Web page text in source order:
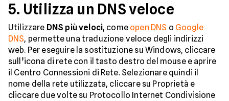
5. Utilizza un DNS veloce
Utilizzare DNS più veloci, come open DNS o Google
DNS, permette una traduzione veloce degli indirizzi
web. Per eseguire la sostituzione su Windows, cliccare
sull’icona di rete con il tasto destro del mouse e aprire
il Centro Connessioni di Rete. Selezionare quindi il
nome della rete utilizzata, cliccare su Proprietà e
cliccare due volte su Protocollo Internet Condivisione